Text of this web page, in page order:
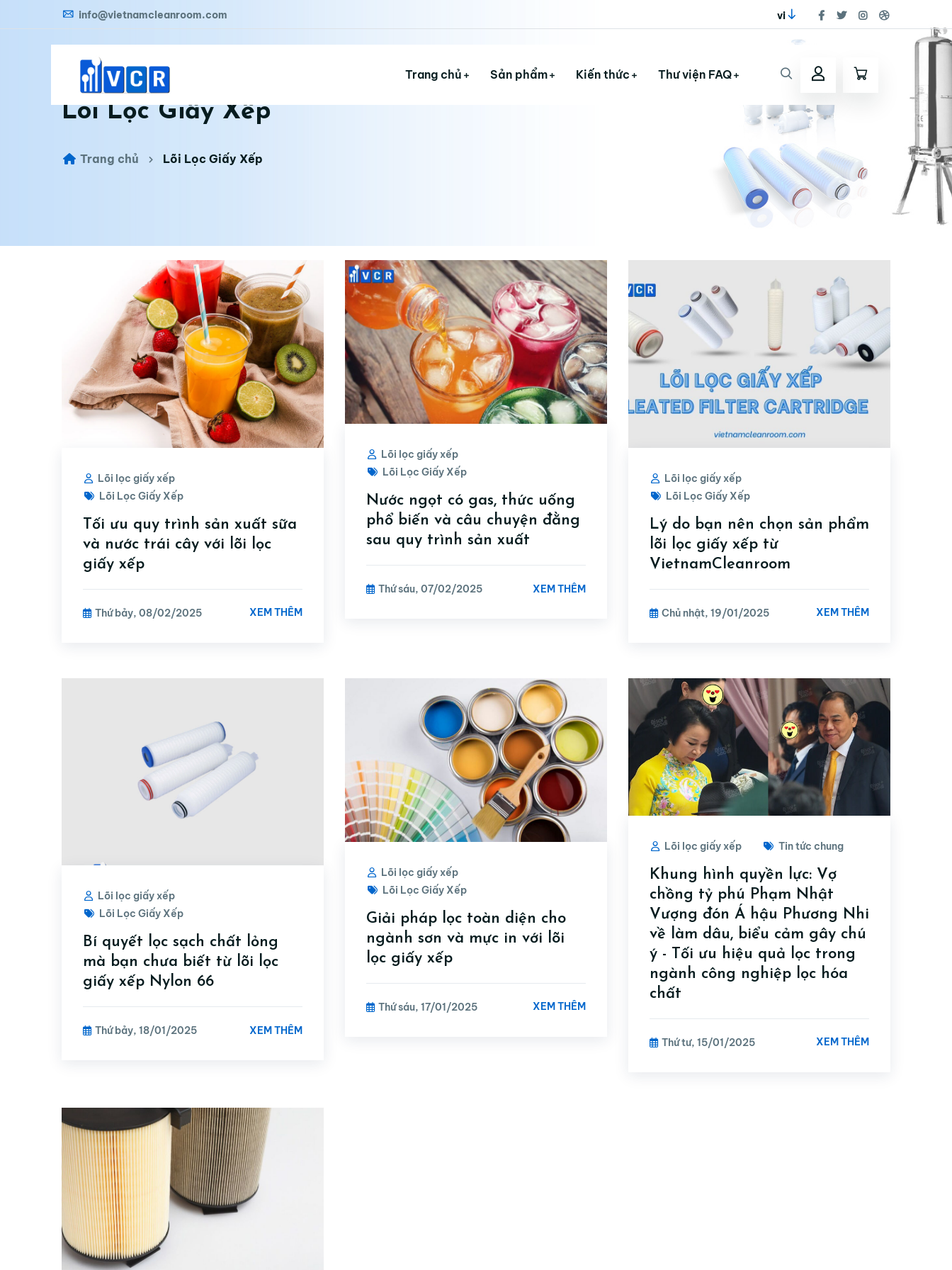
info@vietnamcleanroom.com vi
Trang chủ Sản phẩm Kiến thức Thư viện FAQ
Lõi Lọc Giấy Xếp
Trang chủ Lõi Lọc Giấy Xếp
Lõi lọc giấy xếp
Lõi Lọc Giấy Xếp
Tối ưu quy trình sản xuất sữa
và nước trái cây với lõi lọc
giấy xếp
Thứ bảy, 08/02/2025 XEM THÊM
Lõi lọc giấy xếp
Lõi Lọc Giấy Xếp
Nước ngọt có gas, thức uống
phổ biến và câu chuyện đằng
sau quy trình sản xuất
Thứ sáu, 07/02/2025 XEM THÊM
Lõi lọc giấy xếp
Lõi Lọc Giấy Xếp
Lý do bạn nên chọn sản phẩm
lõi lọc giấy xếp từ
VietnamCleanroom
Chủ nhật, 19/01/2025 XEM THÊM
Lõi lọc giấy xếp
Lõi Lọc Giấy Xếp
Bí quyết lọc sạch chất lỏng
mà bạn chưa biết từ lõi lọc
giấy xếp Nylon 66
Thứ bảy, 18/01/2025 XEM THÊM
Lõi lọc giấy xếp
Lõi Lọc Giấy Xếp
Giải pháp lọc toàn diện cho
ngành sơn và mực in với lõi
lọc giấy xếp
Thứ sáu, 17/01/2025 XEM THÊM
Lõi lọc giấy xếp Tin tức chung
Khung hình quyền lực: Vợ
chồng tỷ phú Phạm Nhật
Vượng đón Á hậu Phương Nhi
về làm dâu, biểu cảm gây chú
ý - Tối ưu hiệu quả lọc trong
ngành công nghiệp lọc hóa
chất
Thứ tư, 15/01/2025 XEM THÊM